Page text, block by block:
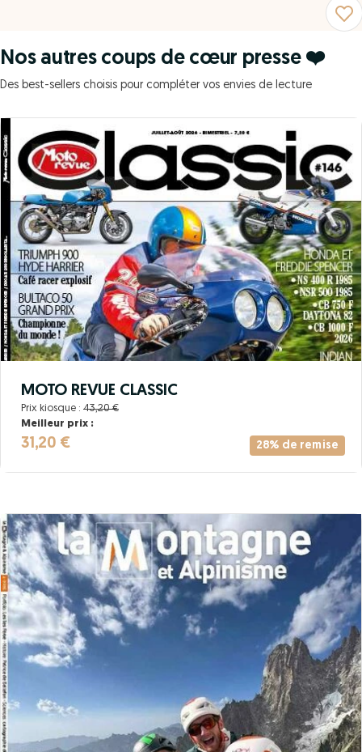
Nos autres coups de cœur presse ❤️
Des best-sellers choisis pour compléter vos envies de lecture
28% de remise
MOTO REVUE CLASSIC
Prix kiosque : 43,20 €
Meilleur prix :
31,20 €